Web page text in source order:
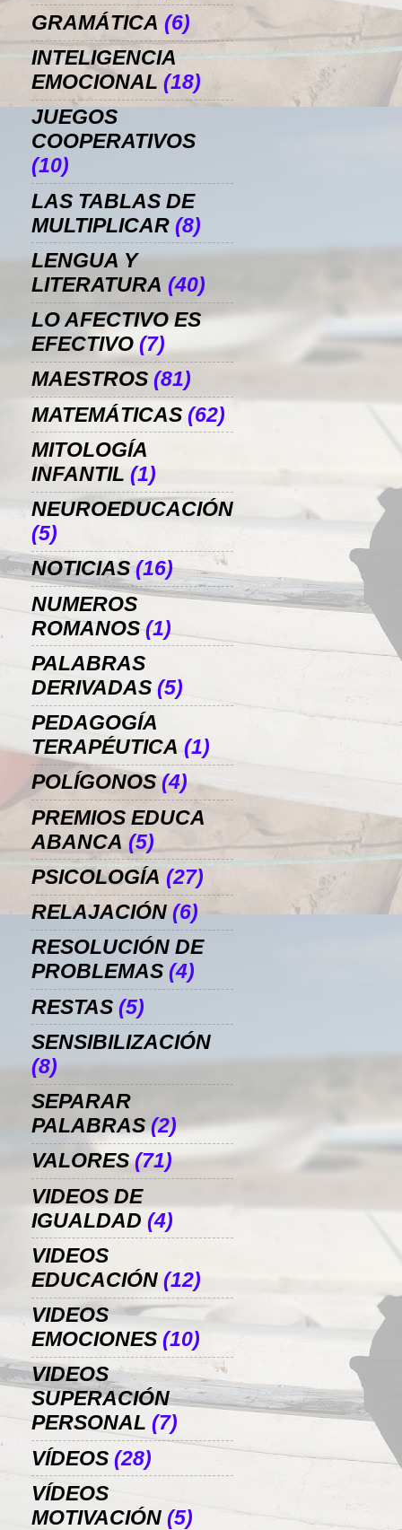
GRAMÁTICA (6)
INTELIGENCIA
EMOCIONAL (18)
JUEGOS
COOPERATIVOS
(10)
LAS TABLAS DE
MULTIPLICAR (8)
LENGUA Y
LITERATURA (40)
LO AFECTIVO ES
EFECTIVO (7)
MAESTROS (81)
MATEMÁTICAS (62)
MITOLOGÍA
INFANTIL (1)
NEUROEDUCACIÓN
(5)
NOTICIAS (16)
NUMEROS
ROMANOS (1)
PALABRAS
DERIVADAS (5)
PEDAGOGÍA
TERAPÉUTICA (1)
POLÍGONOS (4)
PREMIOS EDUCA
ABANCA (5)
PSICOLOGÍA (27)
RELAJACIÓN (6)
RESOLUCIÓN DE
PROBLEMAS (4)
RESTAS (5)
SENSIBILIZACIÓN
(8)
SEPARAR
PALABRAS (2)
VALORES (71)
VIDEOS DE
IGUALDAD (4)
VIDEOS
EDUCACIÓN (12)
VIDEOS
EMOCIONES (10)
VIDEOS
SUPERACIÓN
PERSONAL (7)
VÍDEOS (28)
VÍDEOS
MOTIVACIÓN (5)